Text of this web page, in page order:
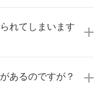
転職に成功した方
た職場を選ばれて
れてしまいます
ありません！
いた上で、転職希
あるのですが？